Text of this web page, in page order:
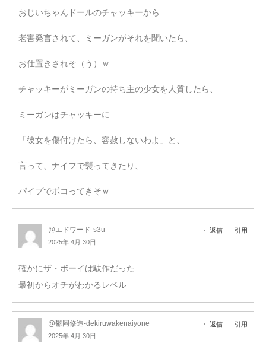
おじいちゃんドールのチャッキーから
老害発言されて、ミーガンがそれを聞いたら、
お仕置きされそ（う）ｗ
チャッキーがミーガンの持ち主の少女を人質したら、
ミーガンはチャッキーに
「彼女を傷付けたら、容赦しないわよ」と、
言って、ナイフで襲ってきたり、
パイプでボコってきそｗ
@エドワード-s3u
2025年 4月 30日
返信 引用
確かにザ・ボーイは駄作だった
最初からオチがわかるレベル
@鬱岡修造-dekiruwakenaiyone
2025年 4月 30日
返信 引用